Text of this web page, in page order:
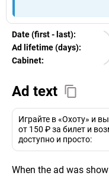
Date (first - last):
Ad lifetime (days):
Cabinet:
Ad text
Играйте в «Охоту» и
от 150 ₽ за билет и
доступно и просто:
When the ad was